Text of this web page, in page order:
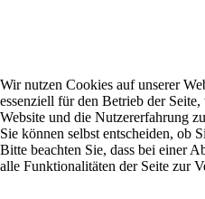
Wir nutzen Cookies auf unserer
essenziell für den Betrieb der
Website und die Nutzererfahrung
Sie können selbst entscheiden, ob
Bitte beachten Sie, dass bei einer
alle Funktionalitäten der Seite zur